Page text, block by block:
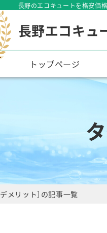
長野のエコキュートを格安価
長野エコキュ
トップページ
デメリット］の記事一覧